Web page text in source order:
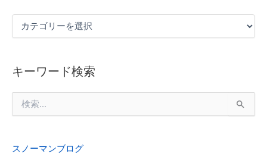
キーワード検索
索
:スノーマンブログ